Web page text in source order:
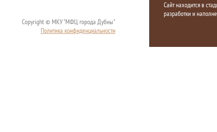
Copyright © МКУ "МФЦ города Дубны"
Политика конфиденциальности
Сайт находится в
разработки и